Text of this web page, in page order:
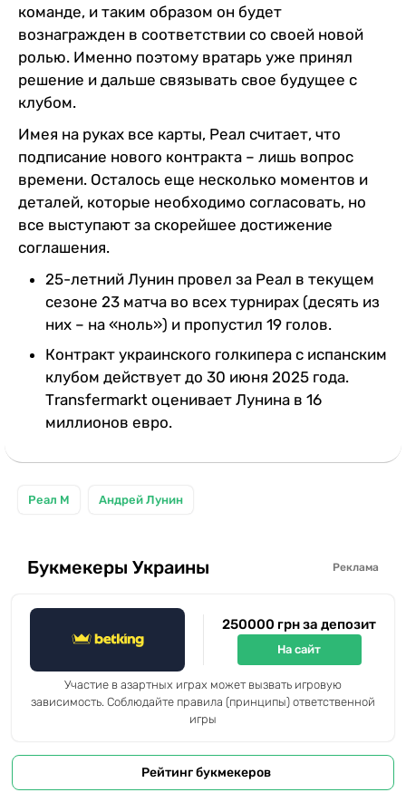
команде, и таким образом он будет
вознагражден в соответствии со своей новой
ролью. Именно поэтому вратарь уже принял
решение и дальше связывать свое будущее с
клубом.
Имея на руках все карты, Реал считает, что
подписание нового контракта – лишь вопрос
времени. Осталось еще несколько моментов и
деталей, которые необходимо согласовать, но
все выступают за скорейшее достижение
соглашения.
25-летний Лунин провел за Реал в текущем
сезоне 23 матча во всех турнирах (десять из
них – на «ноль») и пропустил 19 голов.
Контракт украинского голкипера с испанским
клубом действует до 30 июня 2025 года.
Тransfermarkt оценивает Лунина в 16
миллионов евро.
Реал М Андрей Лунин
Букмекеры Украины Реклама
250000 грн за депозит
На сайт
Участие в азартных играх может вызвать игровую
зависимость. Соблюдайте правила (принципы) ответственной
игры
Рейтинг букмекеров